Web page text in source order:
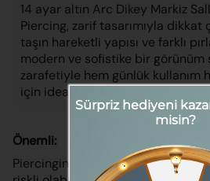
Sürpriz hediyeni
misin?
14 ayar altın Arc Dikey Markiz
Piercing, zarif tasarımıyla dikkat
taşın hareketli yapısı ve farklı
modern ve sofistike bir görünüm
zarafetiyle hem günlük kullanım
için ideal bir seçimdir.
Önemli:
Piercinginizi kendiniz takmaya